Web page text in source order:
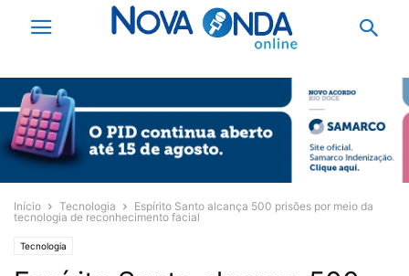
Início Tecnologia
Espírito Santo alcança 500 prisões por meio da
tecnologia de reconhecimento facial
Tecnologia